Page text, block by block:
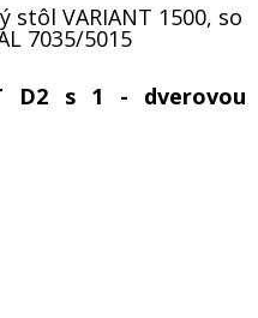
stôl VARIANT 1500, so
7035/5015
D2 s 1 - dverovou